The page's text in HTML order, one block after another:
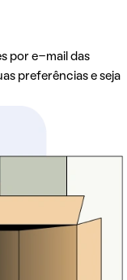
por e-mail das
preferências e seja